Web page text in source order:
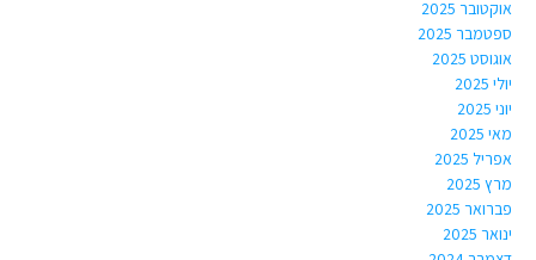
אוקטובר 2025
ספטמבר 2025
אוגוסט 2025
יולי 2025
יוני 2025
מאי 2025
אפריל 2025
מרץ 2025
פברואר 2025
ינואר 2025